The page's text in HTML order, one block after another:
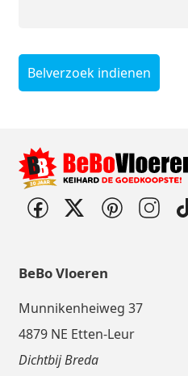
Belverzoek indienen
BeBo Vloeren
Munnikenheiweg 37
4879 NE Etten-Leur
Dichtbij Breda